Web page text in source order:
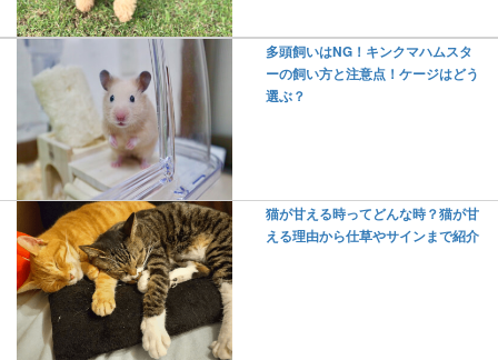
多頭飼いはNG！キンクマハムスタ
ーの飼い方と注意点！ケージはどう
選ぶ？
猫が甘える時ってどんな時？猫が甘
える理由から仕草やサインまで紹介